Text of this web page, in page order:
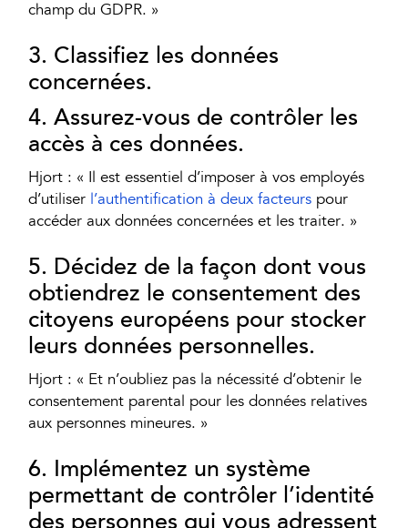
champ du GDPR. »
3. Classifiez les données
concernées.
4. Assurez-vous de contrôler les
accès à ces données.
Hjort : « Il est essentiel d’imposer à vos employés
d’utiliser l’authentification à deux facteurs pour
accéder aux données concernées et les traiter. »
5. Décidez de la façon dont vous
obtiendrez le consentement des
citoyens européens pour stocker
leurs données personnelles.
Hjort : « Et n’oubliez pas la nécessité d’obtenir le
consentement parental pour les données relatives
aux personnes mineures. »
6. Implémentez un système
permettant de contrôler l’identité